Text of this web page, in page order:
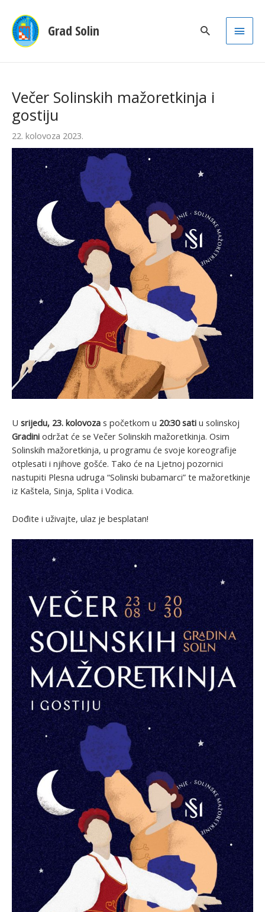
Grad Solin
Main
Večer Solinskih mažoretkinja i
gostiju
22. kolovoza 2023.
U srijedu, 23. kolovoza s početkom u 20:30 sati u solinskoj
Gradini održat će se Večer Solinskih mažoretkinja. Osim
Solinskih mažoretkinja, u programu će svoje koreografije
otplesati i njihove gošće. Tako će na Ljetnoj pozornici
nastupiti Plesna udruga “Solinski bubamarci” te mažoretkinje
iz Kaštela, Sinja, Splita i Vodica.
Dođite i uživajte, ulaz je besplatan!